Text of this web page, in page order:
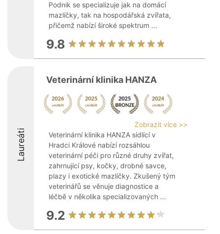
Podnik se specializuje jak na domácí
mazlíčky, tak na hospodářská zvířata,
přičemž nabízí široké spektrum ...
9.8
Laureáti
Veterinární klinika HANZA
Zobrazit více >>
Veterinární klinika HANZA sídlící v
Hradci Králové nabízí rozsáhlou
veterinární péči pro různé druhy zvířat,
zahrnující psy, kočky, drobné savce,
plazy i exotické mazlíčky. Zkušený tým
veterinářů se věnuje diagnostice a
léčbě v několika specializovaných ...
9.2